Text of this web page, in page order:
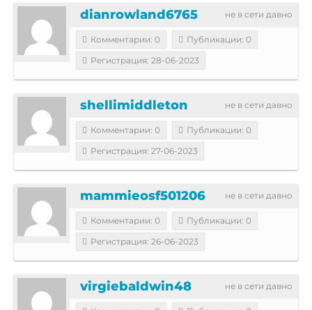
не в сети давно
dianrowland6765
Комментарии: 0
Публикации: 0
Регистрация: 28-06-2023
не в сети давно
shellimiddleton
Комментарии: 0
Публикации: 0
Регистрация: 27-06-2023
не в сети давно
mammieosf501206
Комментарии: 0
Публикации: 0
Регистрация: 26-06-2023
не в сети давно
virgiebaldwin48